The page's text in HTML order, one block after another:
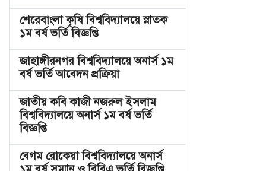
শেরেবাংলা কৃষি বিশ্ববিদ্যালয়ে স্নাতক
১ম বর্ষ ভর্তি বিজ্ঞপ্তি
জাহাঙ্গীরনগর বিশ্ববিদ্যালয়ে অনার্স ১ম
বর্ষ ভর্তি আবেদন প্রক্রিয়া
জাতীয় কবি কাজী নজরুল ইসলাম
বিশ্ববিদ্যালয়ে অনার্স ১ম বর্ষ ভর্তি
বিজ্ঞপ্তি
বেগম রোকেয়া বিশ্ববিদ্যালয়ে অনার্স